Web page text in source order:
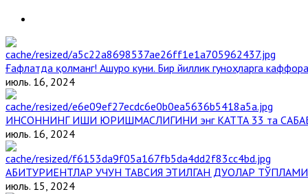
Ғафлатда қолманг! Ашуро куни. Бир йиллик гуноҳларга
июль. 16, 2024
ИНСОННИНГ ИШИ ЮРИШМАСЛИГИНИ энг КАТТА 33 та
июль. 16, 2024
АБИТУРИЕНТЛАР УЧУН ТАВСИЯ ЭТИЛГАН ДУОЛАР ТЎПЛАМИ
июль. 15, 2024